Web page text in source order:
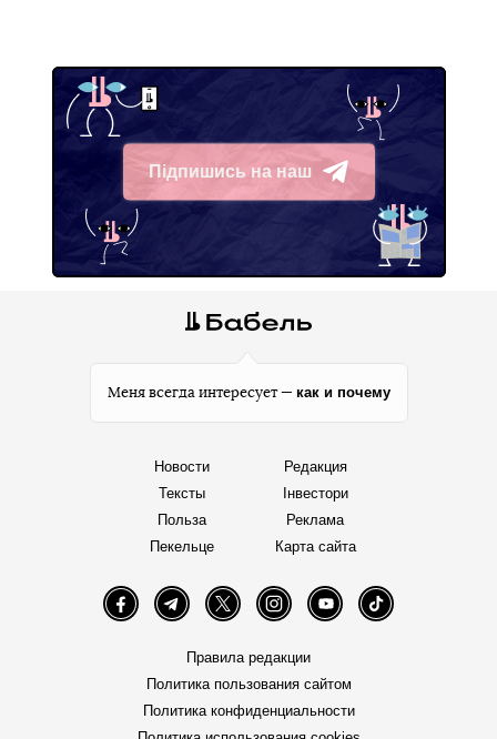
Підпишись на наш
Telegram
Меня всегда интересует — как и почему
Новости
Тексты
Польза
Пекельце
Редакция
Інвестори
Реклама
Карта сайта
FacebookTelegramTwitter InstagramYouTube TikTok
Правила редакции
Политика пользования сайтом
Политика конфиденциальности